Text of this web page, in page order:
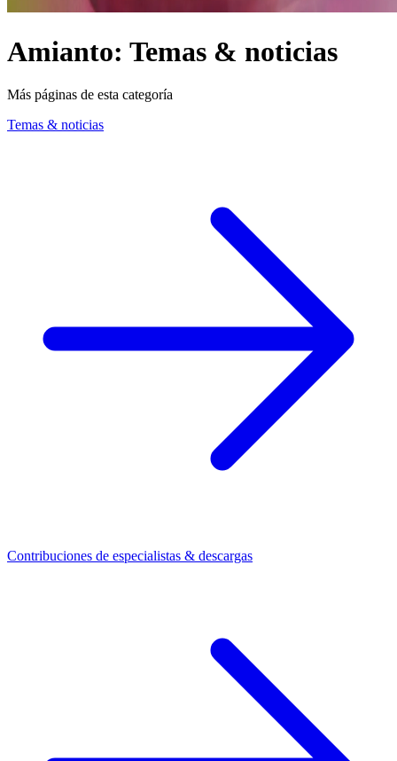
Amianto: Temas & noticias
Más páginas de esta categoría
Temas & noticias
Contribuciones de especialistas & descargas